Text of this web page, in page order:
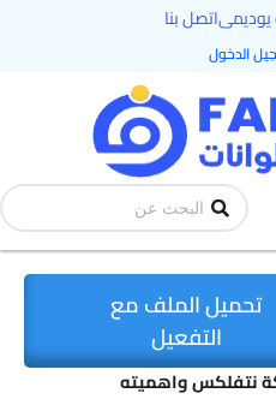
اتصل بنا
الدخول
Search
تحميل الملف مع
التفعيل
نتفلكس واهميته